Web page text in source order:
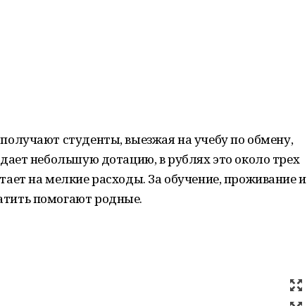
студенты, выезжая на учебу по обмену,
небольшую дотацию, в рублях это около трех
на мелкие расходы. За обучение, проживание и
помогают родные.